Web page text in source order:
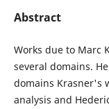
Abstract
Works due to Marc
several domains.
domains Krasner's
analysis and